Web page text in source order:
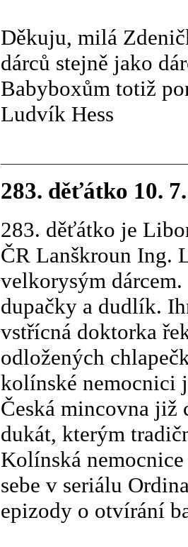
Děkuju, milá
dárců stejně jako
Babyboxům totiž
Ludvík Hess
283. děťátko 10.
283. děťátko je
ČR Lanškroun Ing.
velkorysým
dupačky a dudlík.
vstřícná doktorka
odložených
kolínské nemocnici
Česká mincovna již
dukát, kterým
Kolínská
sebe v seriálu
epizody o otvírání